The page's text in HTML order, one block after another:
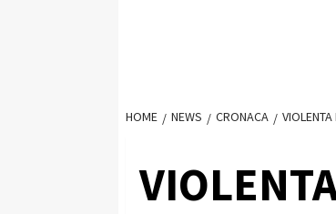
HOME NEWS CRONACA